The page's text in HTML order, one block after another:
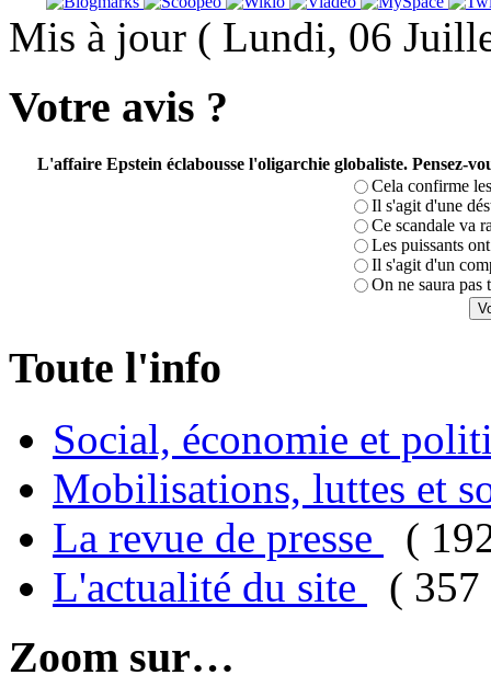
Mis à jour ( Lundi, 06
Votre avis ?
L'affaire Epstein éclabousse l'oligarchie globaliste. Pensez-
Cela confirme
Il s'agit d'une
Ce scandale va
Les puissants
Il s'agit d'un
On ne saura pas
Toute l'info
Social, économie et
Mobilisations, luttes et
La revue de presse
(
L'actualité du site
( 357
Zoom sur…